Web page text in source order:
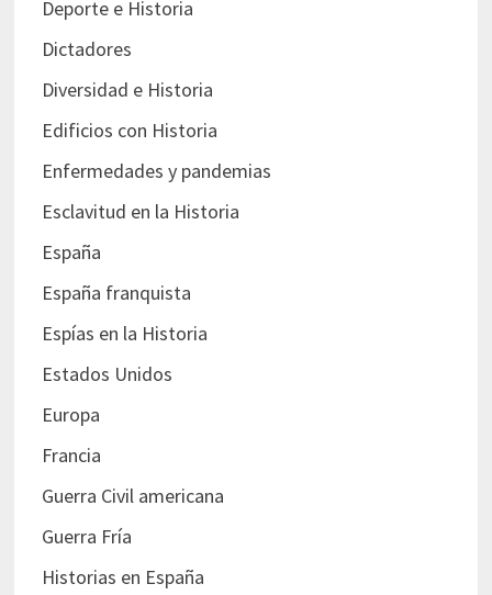
Deporte e Historia
Dictadores
Diversidad e Historia
Edificios con Historia
Enfermedades y pandemias
Esclavitud en la Historia
España
España franquista
Espías en la Historia
Estados Unidos
Europa
Francia
Guerra Civil americana
Guerra Fría
Historias en España